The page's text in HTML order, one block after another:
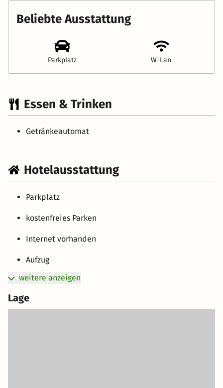
Beliebte Ausstattung
Parkplatz W-Lan
Essen & Trinken
Getränkeautomat
Hotelausstattung
Parkplatz
kostenfreies Parken
Internet vorhanden
Aufzug
weitere anzeigen
Lage